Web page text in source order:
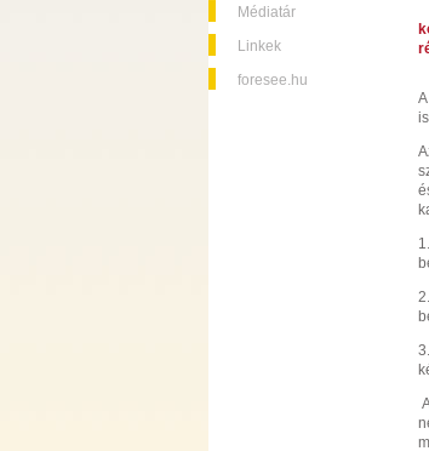
Médiatár
Linkek
foresee.hu